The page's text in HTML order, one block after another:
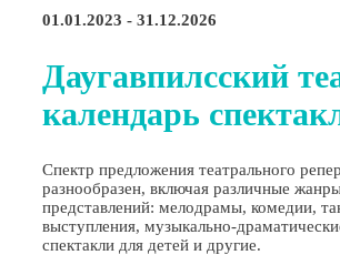
01.01.2023 - 31.12.2026
Даугавпилсский
календарь
Спектр предложения театрального
разнообразен, включая различные
представлений: мелодрамы, комедии,
выступления, музыкально-
спектакли для детей и другие.